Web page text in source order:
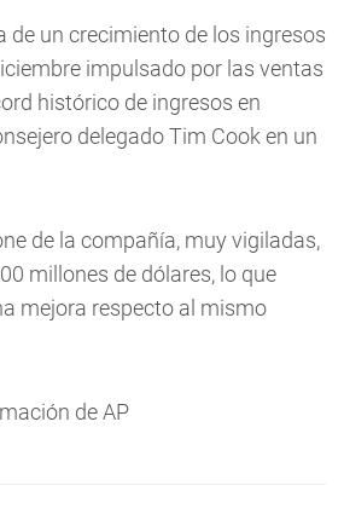
de un crecimiento de los ingresos
impulsado por las ventas
histórico de ingresos en
delegado Tim Cook en un
de la compañía, muy vigiladas,
millones de dólares, lo que
mejora respecto al mismo
de AP